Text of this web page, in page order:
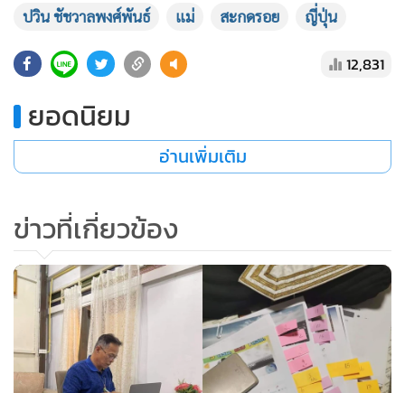
เป็นการจงใจแอบถ่ายและระยะมันใกล้ชิดกันมาก ดิชั้นจึงได้แจ้ง
ถ่ายนี้ต้องมีความเชื่อมโยงกับคนร้ายที่ทางการจับตัวได้ ดิชั้นรู้ทัน
เดียวกับที่คนร้ายถูกจับ จึงอาจสรุปได้ว่า คนร้ายมาแวะเวียนเฝ้าดิ
ชั้น ตามดิชั้นตั้งแต่เช้า และแอบถ่ายดิชั้น ก่อนที่จะส่งรูปไปให้
คนที่เมืองไทย และถูกจับได้ในคืนนั้น
เมื่อทวีตนี้ออกไป เพจ The Metted เอาไปลงต่อทันที ทั้งๆ ที่มัน
มาจากทวีตของคนที่ไม่มีใครรู้จักหรือติดตามจำนวนมาก
ใครก็ตามที่อยู่เบื้องหลังปฏิบัติการนี้ ไม่ว่าผู้สั่งที่อยู่ในไทย ผ่าน
เครือข่ายโจรในยุโรป โปรดรู้ว่า ทางตำรวจญี่ปุ่นกำลังดำเนินการ
อย่างเต็มที่ ที่สำคัญกว่านั้น คนทำมีความอุกอาจมาก คือ
ปวิน ชัชวาลพงศ์พันธ์ แม่ สะกดรอย ญี่ปุ่น
12,831
ยอดนิยม
อ่านเพิ่มเติม
ข่าวที่เกี่ยวข้อง